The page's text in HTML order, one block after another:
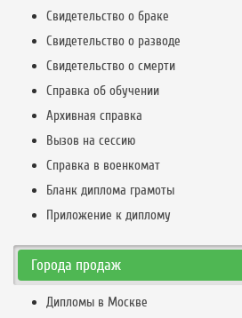
Свидетельство о браке
Свидетельство о разводе
Свидетельство о смерти
Справка об обучении
Архивная справка
Вызов на сессию
Справка в военкомат
Бланк диплома грамоты
Приложение к диплому
Города продаж
Дипломы в Москве